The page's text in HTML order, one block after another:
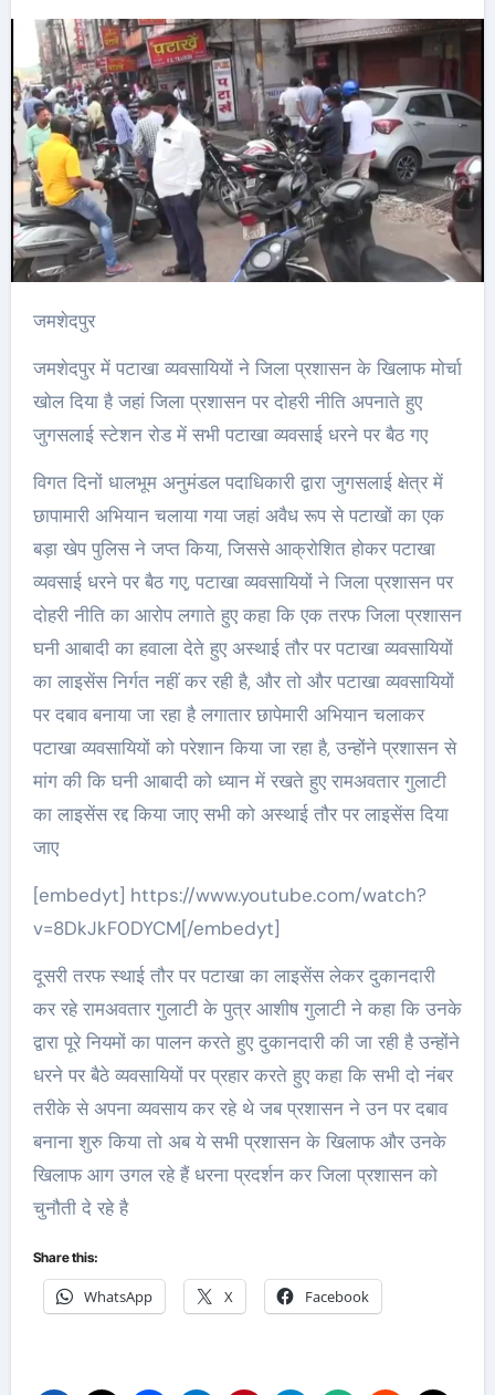
जमशेदपुर
जमशेदपुर में पटाखा व्यवसायियों ने जिला प्रशासन के खिलाफ मोर्चा
खोल दिया है जहां जिला प्रशासन पर दोहरी नीति अपनाते हुए
जुगसलाई स्टेशन रोड में सभी पटाखा व्यवसाई धरने पर बैठ गए
विगत दिनों धालभूम अनुमंडल पदाधिकारी द्वारा जुगसलाई क्षेत्र में
छापामारी अभियान चलाया गया जहां अवैध रूप से पटाखों का एक
बड़ा खेप पुलिस ने जप्त किया, जिससे आक्रोशित होकर पटाखा
व्यवसाई धरने पर बैठ गए, पटाखा व्यवसायियों ने जिला प्रशासन पर
दोहरी नीति का आरोप लगाते हुए कहा कि एक तरफ जिला प्रशासन
घनी आबादी का हवाला देते हुए अस्थाई तौर पर पटाखा व्यवसायियों
का लाइसेंस निर्गत नहीं कर रही है, और तो और पटाखा व्यवसायियों
पर दबाव बनाया जा रहा है लगातार छापेमारी अभियान चलाकर
पटाखा व्यवसायियों को परेशान किया जा रहा है, उन्होंने प्रशासन से
मांग की कि घनी आबादी को ध्यान में रखते हुए रामअवतार गुलाटी
का लाइसेंस रद्द किया जाए सभी को अस्थाई तौर पर लाइसेंस दिया
जाए
[embedyt] https://www.youtube.com/watch?
v=8DkJkF0DYCM[/embedyt]
दूसरी तरफ स्थाई तौर पर पटाखा का लाइसेंस लेकर दुकानदारी
कर रहे रामअवतार गुलाटी के पुत्र आशीष गुलाटी ने कहा कि उनके
द्वारा पूरे नियमों का पालन करते हुए दुकानदारी की जा रही है उन्होंने
धरने पर बैठे व्यवसायियों पर प्रहार करते हुए कहा कि सभी दो नंबर
तरीके से अपना व्यवसाय कर रहे थे जब प्रशासन ने उन पर दबाव
बनाना शुरु किया तो अब ये सभी प्रशासन के खिलाफ और उनके
खिलाफ आग उगल रहे हैं धरना प्रदर्शन कर जिला प्रशासन को
चुनौती दे रहे है
Share this:
WhatsApp X Facebook